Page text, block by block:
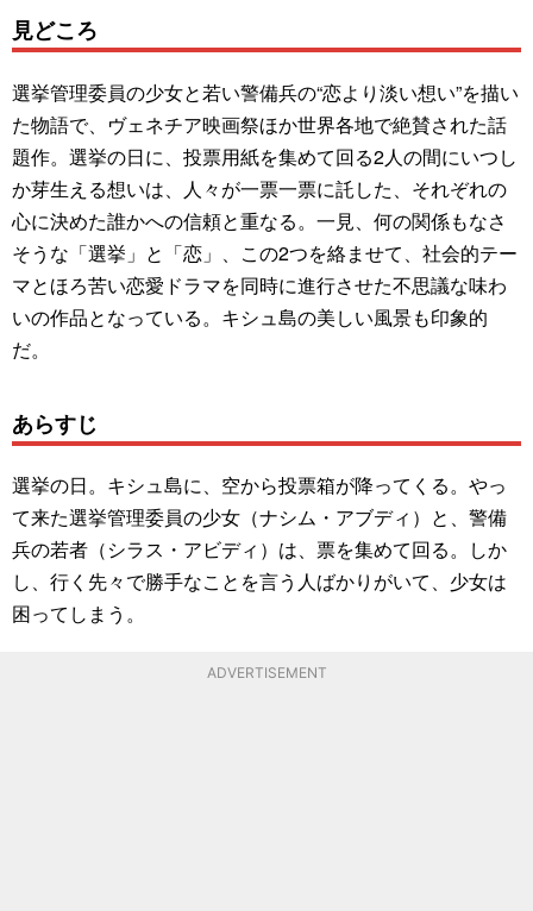
見どころ
選挙管理委員の少女と若い警備兵の“恋より淡い想い”を描い
た物語で、ヴェネチア映画祭ほか世界各地で絶賛された話
題作。選挙の日に、投票用紙を集めて回る2人の間にいつし
か芽生える想いは、人々が一票一票に託した、それぞれの
心に決めた誰かへの信頼と重なる。一見、何の関係もなさ
そうな「選挙」と「恋」、この2つを絡ませて、社会的テー
マとほろ苦い恋愛ドラマを同時に進行させた不思議な味わ
いの作品となっている。キシュ島の美しい風景も印象的
だ。
あらすじ
選挙の日。キシュ島に、空から投票箱が降ってくる。やっ
て来た選挙管理委員の少女（ナシム・アブディ）と、警備
兵の若者（シラス・アビディ）は、票を集めて回る。しか
し、行く先々で勝手なことを言う人ばかりがいて、少女は
困ってしまう。
ADVERTISEMENT